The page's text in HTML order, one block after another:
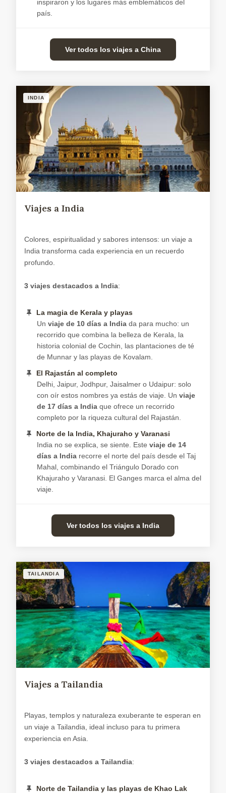
inspiraron y los lugares más emblemáticos del
país.
Ver todos los viajes a China
INDIA
Viajes a India
Colores, espiritualidad y sabores intensos: un viaje a
India transforma cada experiencia en un recuerdo
profundo.
3 viajes destacados a India:
La magia de Kerala y playas
Un viaje de 10 días a India da para mucho: un
recorrido que combina la belleza de Kerala, la
historia colonial de Cochin, las plantaciones de té
de Munnar y las playas de Kovalam.
El Rajastán al completo
Delhi, Jaipur, Jodhpur, Jaisalmer o Udaipur: solo
con oír estos nombres ya estás de viaje. Un viaje
de 17 días a India que ofrece un recorrido
completo por la riqueza cultural del Rajastán.
Norte de la India, Khajuraho y Varanasi
India no se explica, se siente. Este viaje de 14
días a India recorre el norte del país desde el Taj
Mahal, combinando el Triángulo Dorado con
Khajuraho y Varanasi. El Ganges marca el alma del
viaje.
Ver todos los viajes a India
TAILANDIA
Viajes a Tailandia
Playas, templos y naturaleza exuberante te esperan en
un viaje a Tailandia, ideal incluso para tu primera
experiencia en Asia.
3 viajes destacados a Tailandia:
Norte de Tailandia y las playas de Khao Lak